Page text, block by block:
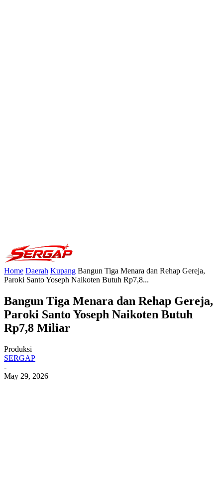
Home Daerah Kupang Bangun Tiga Menara dan Rehap Gereja,
Paroki Santo Yoseph Naikoten Butuh Rp7,8...
Bangun Tiga Menara dan Rehap Gereja,
Paroki Santo Yoseph Naikoten Butuh
Rp7,8 Miliar
Produksi
SERGAP
-
May 29, 2026